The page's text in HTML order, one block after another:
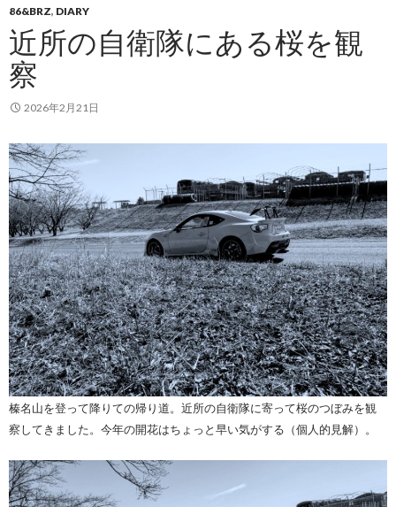
86&BRZ, DIARY
近所の自衛隊にある桜を観
察
2026年2月21日
榛名山を登って降りての帰り道。近所の自衛隊に寄って桜のつぼみを観
察してきました。今年の開花はちょっと早い気がする（個人的見解）。